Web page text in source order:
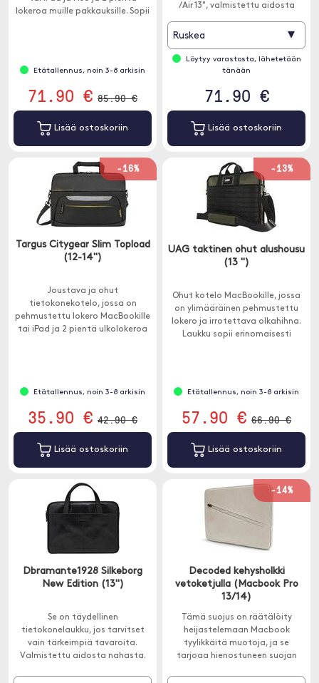
lokeroa muille pakkauksille. Sopii
Etätallennus, noin 3-8 arkisin
71.90 € 85.90 €
Lisää ostoskoriin
/Air 13", valmistettu aidosta
Ruskea ▾
Löytyy varastosta, lähetetään
tänään
71.90 €
Lisää ostoskoriin
-16%
Targus Citygear Slim Topload
(12-14")
Joustava ja ohut
tietokonekotelo, jossa on
pehmustettu lokero MacBookille
tai iPad ja 2 pientä ulkolokeroa
Etätallennus, noin 3-8 arkisin
35.90 € 42.90 €
Lisää ostoskoriin
-13%
UAG taktinen ohut alushousu
(13 ")
Ohut kotelo MacBookille, jossa
on ylimääräinen pehmustettu
lokero ja irrotettava olkahihna.
Laukku sopii erinomaisesti
Etätallennus, noin 3-8 arkisin
57.90 € 66.90 €
Lisää ostoskoriin
Dbramante1928 Silkeborg
New Edition (13")
Se on täydellinen
tietokonelaukku, jos tarvitset
vain tärkeimpiä tavaroita.
Valmistettu aidosta nahasta.
-14%
Decoded kehysholkki
vetoketjulla (Macbook Pro
13/14)
Tämä suojus on räätälöity
heijastelemaan Macbook
tyylikkäitä muotoja, ja se
tarjoaa hienostuneen suojan